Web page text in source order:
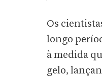
Os
longo
à medida
gelo,